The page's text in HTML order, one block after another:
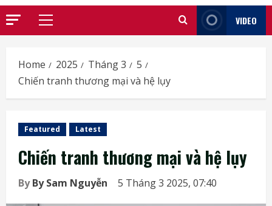
Primary
VIDEO
Home 2025 Tháng 3
5
Chiến tranh thương mại và hệ lụy
Featured Latest
Chiến tranh thương mại và hệ lụy
ByBy Sam Nguyễn 5 Tháng 3 2025, 07:40